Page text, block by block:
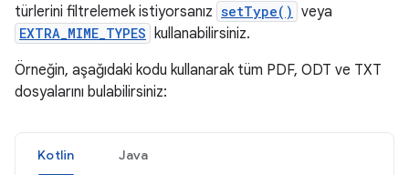
türlerini filtrelemek istiyorsanız setType() veya
EXTRA_MIME_TYPES kullanabilirsiniz.
Örneğin, aşağıdaki kodu kullanarak tüm PDF, ODT ve TXT
dosyalarını bulabilirsiniz:
Kotlin Java